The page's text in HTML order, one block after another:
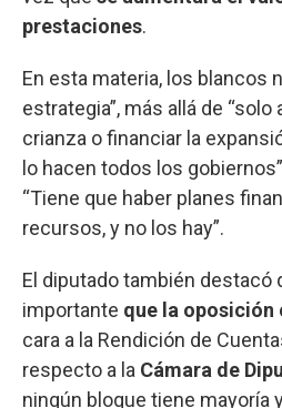
prestaciones.
En esta materia, los blancos
estrategia”, más allá de
crianza o financiar la
lo hacen todos los
“Tiene que haber planes
recursos, y no los hay”.
El diputado también destacó
importante que la
cara a la Rendición de
respecto a la Cámara de
ningún bloque tiene mayoría